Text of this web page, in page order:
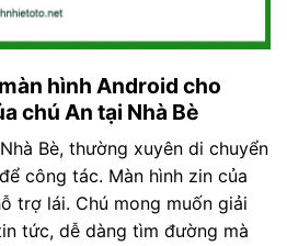
hình Android cho
chú An tại Nhà Bè
Bè, thường xuyên di chuyển
công tác. Màn hình zin của
trợ lái. Chú mong muốn giải
tức, dễ dàng tìm đường mà